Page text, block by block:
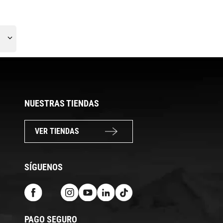
NUESTRAS TIENDAS
VER TIENDAS
SÍGUENOS
PAGO SEGURO